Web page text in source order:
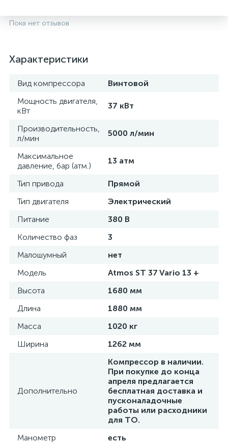
Пока нет отзывов
Характеристики
Вид компрессора
Винтовой
Мощность двигателя,
кВт
37 кВт
Производительность,
л/мин
5000 л/мин
Максимальное
давление, бар (атм.)
13 атм
Тип привода
Прямой
Тип двигателя
Электрический
Питание
380 В
Количество фаз
3
Малошумный
нет
Модель
Atmos ST 37 Vario 13 +
Высота
1680 мм
Длина
1880 мм
Масса
1020 кг
Ширина
1262 мм
Дополнительно
Компрессор в наличии.
При покупке до конца
апреля предлагается
бесплатная доставка и
пусконаладочные
работы или расходники
для ТО.
Манометр
есть